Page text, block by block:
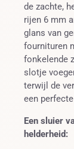
de zachte,
rijen 6 mm
glans van
fournituren
fonkelende
slotje
terwijl de
een
Een sluier
helderheid: